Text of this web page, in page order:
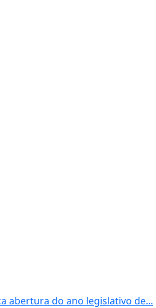
abertura do ano legislativo de...